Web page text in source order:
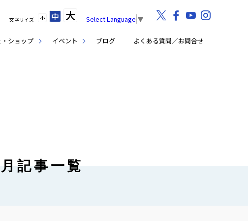
ショップ イベント ブログ よくある質問／お問合せ
文字サイズ 小 中 大 Select Language ▼
記事一覧